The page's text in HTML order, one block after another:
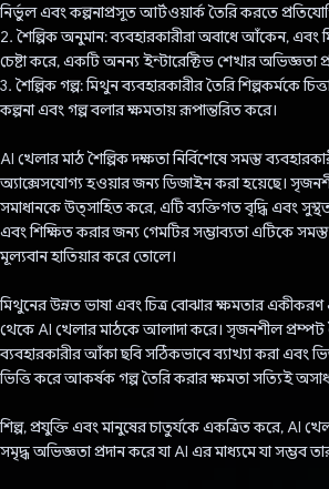
নির্ভুল এবং কল্পনাপ্রসূত আর্টওয়ার্ক তৈরি করতে
2. শৈল্পিক অনুমান: ব্যবহারকারীরা অবাধে আঁকেন, এবং
চেষ্টা করে, একটি অনন্য ইন্টারেক্টিভ শেখার অভিজ্ঞতা
3. শৈল্পিক গল্প: মিথুন ব্যবহারকারীর তৈরি শিল্পকর্মকে
কল্পনা এবং গল্প বলার ক্ষমতায় রূপান্তরিত করে।
AI খেলার মাঠ শৈল্পিক দক্ষতা নির্বিশেষে সমস্ত
অ্যাক্সেসযোগ্য হওয়ার জন্য ডিজাইন করা হয়েছে।
সমাধানকে উত্সাহিত করে, এটি ব্যক্তিগত বৃদ্ধি এবং
এবং শিক্ষিত করার জন্য গেমটির সম্ভাব্যতা এটিকে
মূল্যবান হাতিয়ার করে তোলে।
মিথুনের উন্নত ভাষা এবং চিত্র বোঝার ক্ষমতার
থেকে AI খেলার মাঠকে আলাদা করে। সৃজনশীল প্রম্পট
ব্যবহারকারীর আঁকা ছবি সঠিকভাবে ব্যাখ্যা করা এবং
ভিত্তি করে আকর্ষক গল্প তৈরি করার ক্ষমতা সত্যিই
শিল্প, প্রযুক্তি এবং মানুষের চাতুর্যকে একত্রিত করে, AI
সমৃদ্ধ অভিজ্ঞতা প্রদান করে যা AI এর মাধ্যমে যা সম্ভব